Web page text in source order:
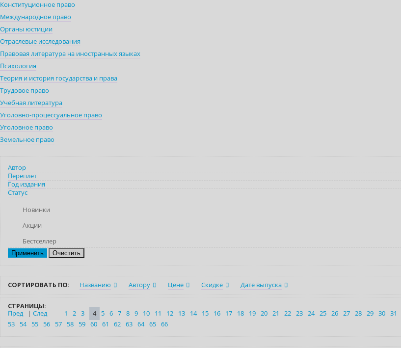
Конституционное право
Международное право
Органы юстиции
Отраслевые исследования
Правовая литература на иностранных языках
Психология
Теория и история государства и права
Трудовое право
Учебная литература
Уголовно-процессуальное право
Уголовное право
Земельное право
Автор
Переплет
Год издания
Статус
Новинки
Акции
Бестселлер
Очистить
СОРТИРОВАТЬ ПО: Названию Автору Цене Скидке Дате выпуска
СТРАНИЦЫ:
Пред
| След 1 2 3 4 5 6 7 8 9 10 11 12 13 14 15 16 17 18 19 20 21 22 23 24 25 26 27 28 29 30 31
53
54 55 56 57 58 59 60 61 62 63 64 65 66